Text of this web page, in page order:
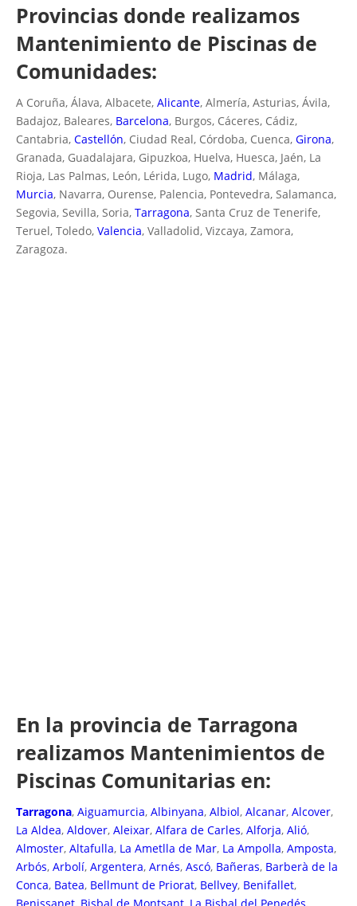
Provincias donde realizamos
Mantenimiento de Piscinas de
Comunidades:
A Coruña, Álava, Albacete, Alicante, Almería, Asturias, Ávila,
Badajoz, Baleares, Barcelona, Burgos, Cáceres, Cádiz,
Cantabria, Castellón, Ciudad Real, Córdoba, Cuenca, Girona,
Granada, Guadalajara, Gipuzkoa, Huelva, Huesca, Jaén, La
Rioja, Las Palmas, León, Lérida, Lugo, Madrid, Málaga,
Murcia, Navarra, Ourense, Palencia, Pontevedra, Salamanca,
Segovia, Sevilla, Soria, Tarragona, Santa Cruz de Tenerife,
Teruel, Toledo, Valencia, Valladolid, Vizcaya, Zamora,
Zaragoza.
En la provincia de Tarragona
realizamos Mantenimientos de
Piscinas Comunitarias en:
Tarragona, Aiguamurcia, Albinyana, Albiol, Alcanar, Alcover,
La Aldea, Aldover, Aleixar, Alfara de Carles, Alforja, Alió,
Almoster, Altafulla, La Ametlla de Mar, La Ampolla, Amposta,
Arbós, Arbolí, Argentera, Arnés, Ascó, Bañeras, Barberà de la
Conca, Batea, Bellmunt de Priorat, Bellvey, Benifallet,
Benissanet, Bisbal de Montsant, La Bisbal del Penedés,